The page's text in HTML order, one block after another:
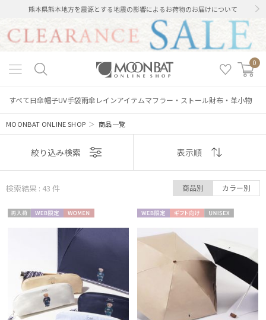
熊本県熊本地方を震源とする地震の影響によるお荷物のお届けについて
0
すべて日傘帽子UV手袋雨傘 レインアイテムマフラー・ストール財布・革小物
MOONBAT ONLINE SHOP ＞商品一覧
表示
おすすめ
価格の低い
順
人気順
絞り込み検索 表示順
検索結果 : 43 件 商品別 カラー別
定
向け